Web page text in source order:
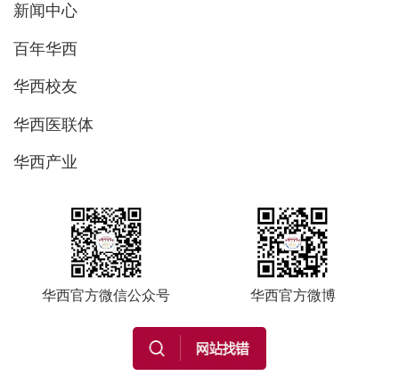
新闻中心
百年华西
华西校友
华西医联体
华西产业
华西官方微信公众号 华西官方微博